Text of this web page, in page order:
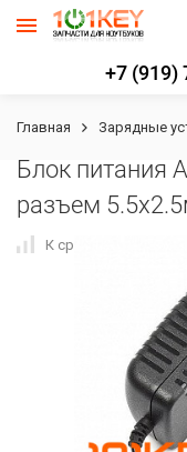
+7 (919)
Главная Зарядные
Блок питания
разъем
К сравнению